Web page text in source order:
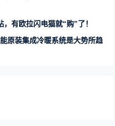
有欧拉闪电猫就“购”了！
原装集成冷暖系统是大势所趋